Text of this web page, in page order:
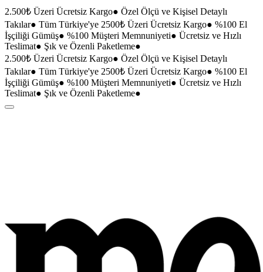
2.500₺ Üzeri Ücretsiz Kargo● Özel Ölçü ve Kişisel Detaylı
Takılar● Tüm Türkiye'ye 2500₺ Üzeri Ücretsiz Kargo● %100 El
İşçiliği Gümüş● %100 Müşteri Memnuniyeti● Ücretsiz ve Hızlı
Teslimat● Şık ve Özenli Paketleme●
2.500₺ Üzeri Ücretsiz Kargo● Özel Ölçü ve Kişisel Detaylı
Takılar● Tüm Türkiye'ye 2500₺ Üzeri Ücretsiz Kargo● %100 El
İşçiliği Gümüş● %100 Müşteri Memnuniyeti● Ücretsiz ve Hızlı
Teslimat● Şık ve Özenli Paketleme●